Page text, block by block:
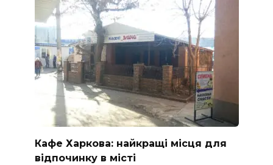
Кафе Харкова: найкращі місця для
відпочинку в місті